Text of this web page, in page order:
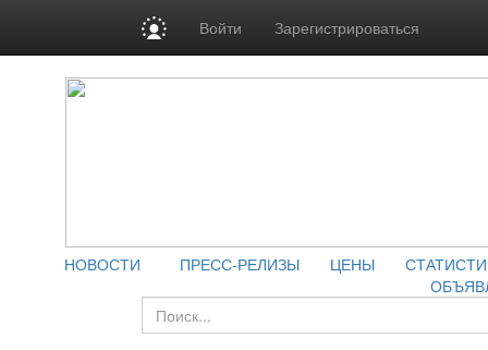
Войти Зарегистрироваться
НОВОСТИ ПРЕСС-РЕЛИЗЫ ЦЕНЫ